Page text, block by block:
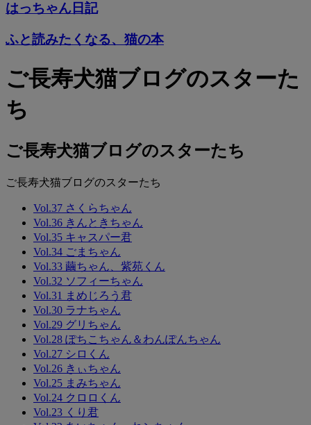
はっちゃん日記
ふと読みたくなる、猫の本
ご長寿犬猫ブログのスターた
ち
ご長寿犬猫ブログのスターたち
ご長寿犬猫ブログのスターたち
Vol.37 さくらちゃん
Vol.36 きんときちゃん
Vol.35 キャスパー君
Vol.34 ごまちゃん
Vol.33 繭ちゃん、紫苑くん
Vol.32 ソフィーちゃん
Vol.31 まめじろう君
Vol.30 ラナちゃん
Vol.29 グリちゃん
Vol.28 ぽちこちゃん＆わんぽんちゃん
Vol.27 シロくん
Vol.26 きぃちゃん
Vol.25 まみちゃん
Vol.24 クロロくん
Vol.23 くり君